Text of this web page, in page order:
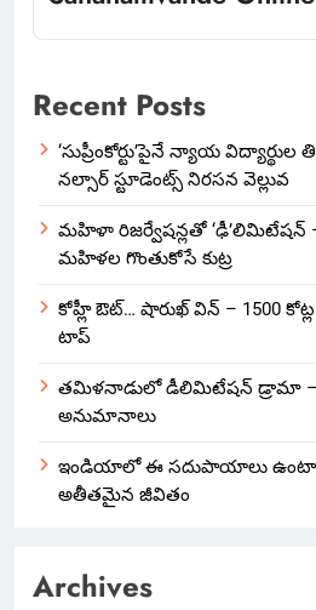
Recent Posts
‘సుప్రీంకోర్టు’పైనే న్యాయ
నల్సార్ స్టూడెంట్స్ నిరసన వెల్లువ
మహిళా రిజర్వేషన్లతో ‘ఢీ’లిమిటేషన్ –
మహిళల గొంతుకోసే కుట్ర
కోహ్లీ ఔట్… షారుఖ్ విన్ – 1500
టాప్
తమిళనాడులో డీలిమిటేషన్ డ్రామా –
అనుమానాలు
ఇండియాలో‌ ఈ సదుపాయాలు
అతీతమైన జీవితం
Archives